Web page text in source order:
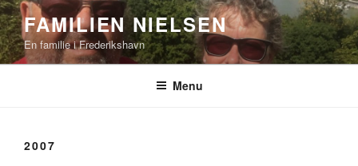
Videre
til
indhold
FAMILIEN NIELSEN
En familie i Frederikshavn
Menu
2007